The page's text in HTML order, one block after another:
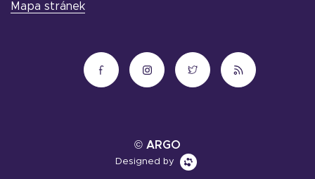
Mapa stránek
© ARGO
Designed by